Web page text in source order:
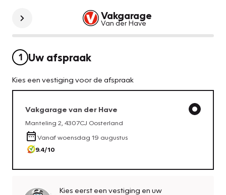
Vakgarage
Van der Have
1 Uw afspraak
Kies een vestiging voor de afspraak
Vakgarage van der Have
Manteling 2 4307CJ Oosterland
Vanafwoensdag 19 augustus
9.4/10
Kies eerst een vestiging en uw